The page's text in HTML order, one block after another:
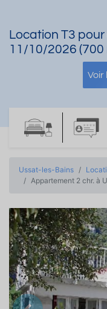
Location T3
11/10/2026 (700
Voir
Ussat-les-Bains
Appartement 2 chr. à